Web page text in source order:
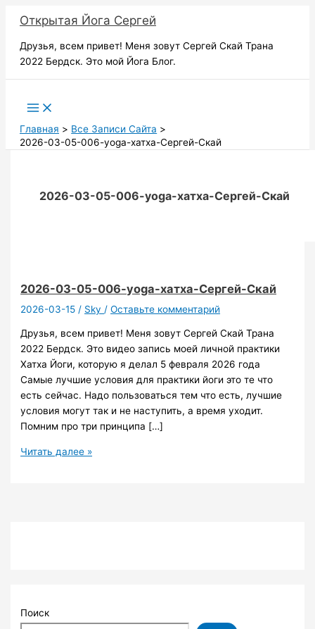
содержимому
Открытая Йога Сергей
Друзья, всем привет! Меня зовут Сергей Скай Трана
2022 Бердск. Это мой Йога Блог.
Главная
Все Записи Сайта
2026-03-05-006-yoga-хатха-Сергей-Скай
2026-03-05-006-yoga-хатха-Сергей-Скай
2026-03-05-006-yoga-хатха-Сергей-Скай
2026-03-15 / Sky /Оставьте комментарий
Друзья, всем привет! Меня зовут Сергей Скай Трана
2022 Бердск. Это видео запись моей личной практики
Хатха Йоги, которую я делал 5 февраля 2026 года
Самые лучшие условия для практики йоги это те что
есть сейчас. Надо пользоваться тем что есть, лучшие
условия могут так и не наступить, а время уходит.
Помним про три принципа […]
2026-
Читать далее »
Поиск